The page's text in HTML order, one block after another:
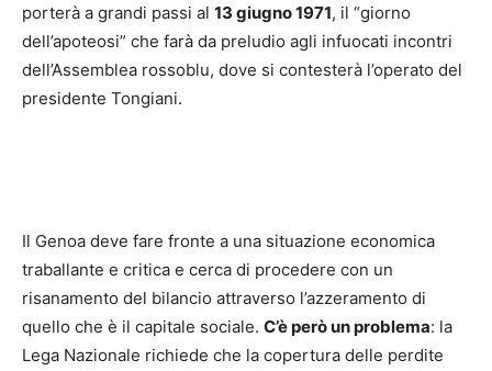
porterà a grandi passi al 13 giugno 1971, il “giorno
dell’apoteosi” che farà da preludio agli infuocati incontri
dell’Assemblea rossoblu, dove si contesterà l’operato del
presidente Tongiani.
Il Genoa deve fare fronte a una situazione economica
traballante e critica e cerca di procedere con un
risanamento del bilancio attraverso l’azzeramento di
quello che è il capitale sociale. C’è però un problema: la
Lega Nazionale richiede che la copertura delle perdite